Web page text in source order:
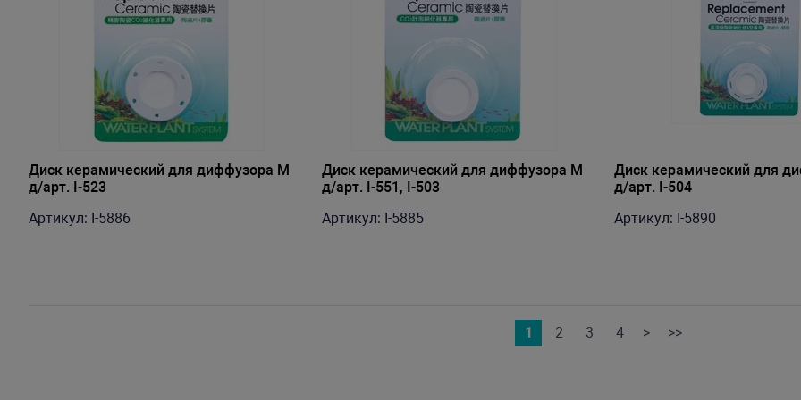
Диск керамический для диффузора M
д/арт. I-523
Артикул: I-5886
Диск керамический для диффузора M
д/арт. I-551, I-503
Артикул: I-5885
Диск керамический для
д/арт. I-504
Артикул: I-5890
1 2 3 4 > >>